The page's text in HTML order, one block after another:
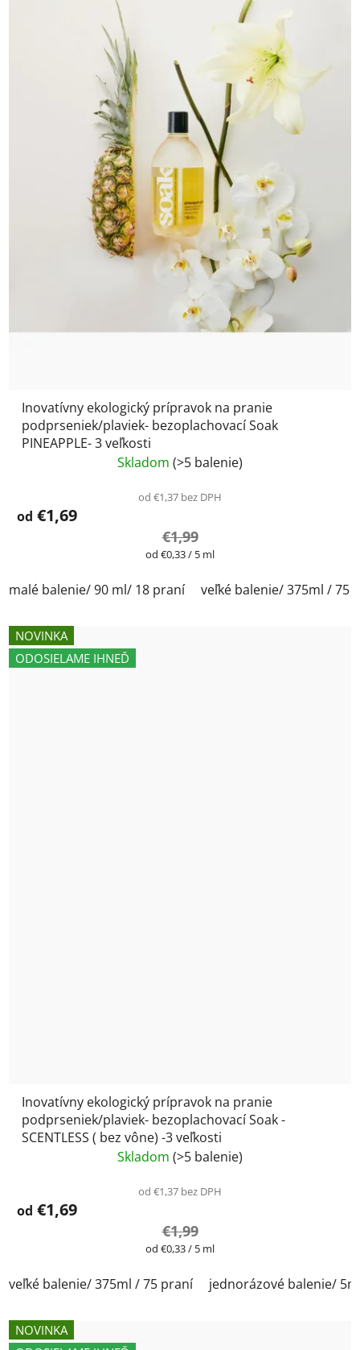
Inovatívny ekologický prípravok na pranie
podprseniek/plaviek- bezoplachovací Soak
PINEAPPLE- 3 veľkosti
Skladom (>5 balenie)
od €1,37 bez DPH
od €1,69
€1,99
Jednotková
od €0,33 / 5 ml
malé balenie/ 90 ml/ 18 praní veľké balenie/ 375ml / 75
NOVINKA
ODOSIELAME IHNEĎ
Inovatívny ekologický prípravok na pranie
podprseniek/plaviek- bezoplachovací Soak -
SCENTLESS ( bez vône) -3 veľkosti
Skladom (>5 balenie)
od €1,37 bez DPH
od €1,69
€1,99
Jednotková
od €0,33 / 5 ml
veľké balenie/ 375ml / 75 praní jednorázové balenie/
NOVINKA